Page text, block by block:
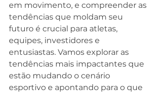
em movimento, e compreender as
tendências que moldam seu
futuro é crucial para atletas,
equipes, investidores e
entusiastas. Vamos explorar as
tendências mais impactantes que
estão mudando o cenário
esportivo e apontando para o que